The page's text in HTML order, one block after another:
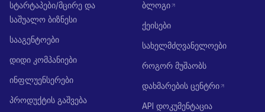
სტარტაპები/მცირე და
საშუალო ბიზნესი
სააგენტოები
დიდი კომპანიები
ინფლუენსერები
პროდუქტის გაშვება
ბლოგი
ქეისები
სახელმძღვანელოები
როგორ მუშაობს
დახმარების ცენტრი
API დოკუმენტაცია